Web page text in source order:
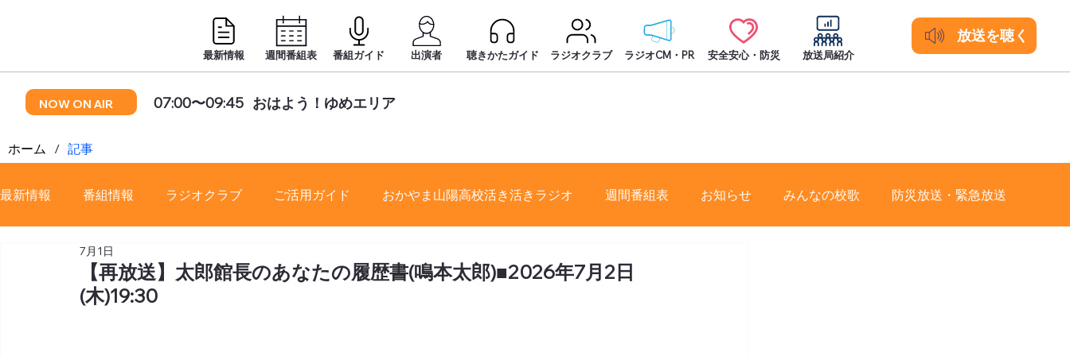
ホーム / 記事
NOW ON AIR 07:00〜09:45 おはよう！ゆめエリア
最新情報 週間番組表 番組ガイド 出演者 聴きかたガイド ラジオクラブ ラジオCM・PR 安全安心・防災 放送局紹介
放送を聴く
最新情報 番組情報 ラジオクラブ ご活用ガイド おかやま山陽高校活き活きラジオ 週間番組表 お知らせ みんなの校歌 防災放送・緊急放送
番組審議会
【再放送】太郎館長のあなたの履歴書(鳴本太郎)■2026年7月2日
(木)19:30
7月1日